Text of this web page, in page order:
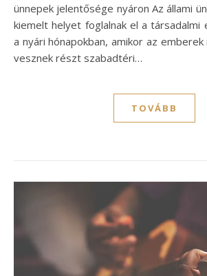
ünnepek jelentősége nyáron Az állami
kiemelt helyet foglalnak el a társadalmi
a nyári hónapokban, amikor az
vesznek részt szabadtéri…
TOVÁBB